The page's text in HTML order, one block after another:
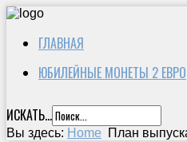
ГЛАВНАЯ
ЮБИЛЕЙНЫЕ МОНЕТЫ 2 ЕВРО
ИСКАТЬ...
Вы здесь: Home План